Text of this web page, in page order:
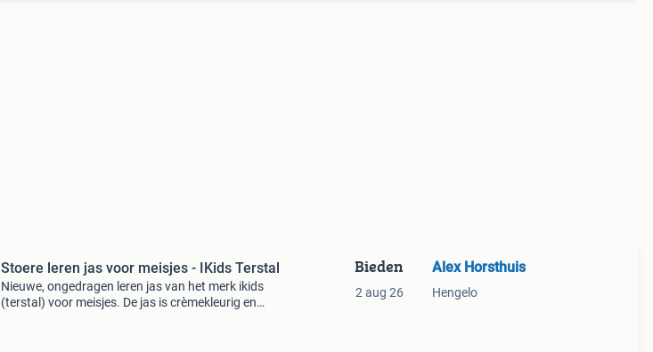
Stoere leren jas voor meisjes - IKids Terstal
Nieuwe, ongedragen leren jas van het merk ikids
(terstal) voor meisjes. De jas is crèmekleurig en
Bieden
2 aug 26
Alex Horsthuis
Hengelo